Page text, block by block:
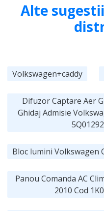
Alte
Volkswagen+caddy
Difuzor Captare Aer
Ghidaj Admisie
Bloc lumini Volkswagen
Panou Comanda AC
2010 Cod